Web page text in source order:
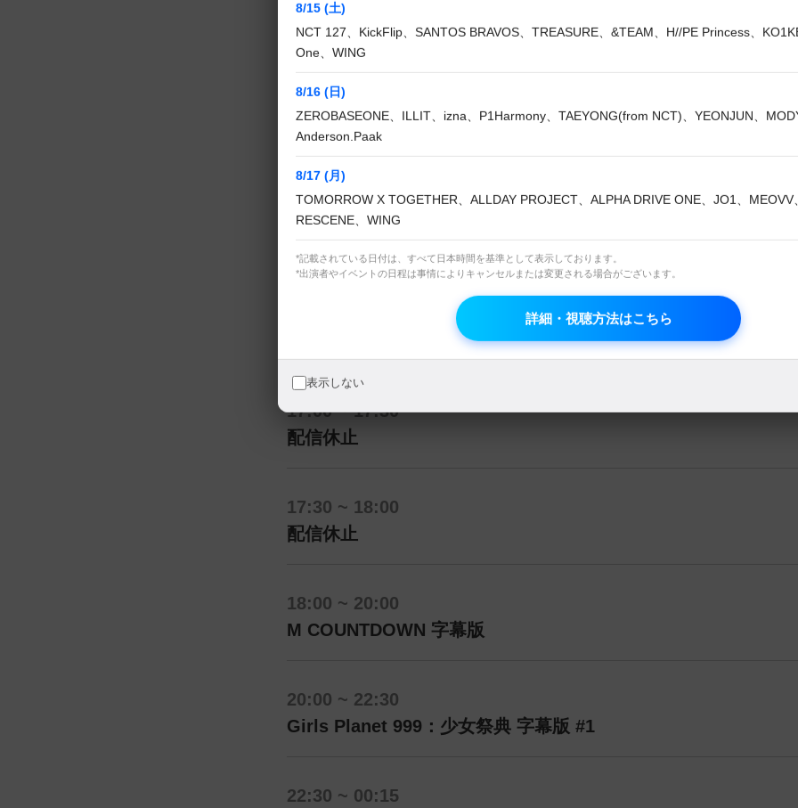
15:15 ~ 15:45
Mnetライブ【TREASURE】 #580
15:45 ~ 16:00
16:00 ~ 16:45
Artist Clip 【Wonder Girls】
17:00 ~ 17:30
配信休止
17:30 ~ 18:00
配信休止
18:00 ~ 20:00
M COUNTDOWN 字幕版
20:00 ~ 22:30
Girls Planet 999：少女祭典 字幕版 #1
22:30 ~ 00:15
8/15 (土)
NCT 127、KickFlip、SANTOS BRAVOS、TREASURE、&TEAM、H//PE Princess、
One、WING
8/16 (日)
ZEROBASEONE、ILLIT、izna、P1Harmony、TAEYONG(from NCT)、YEONJUN、
Anderson.Paak
8/17 (月)
TOMORROW X TOGETHER、ALLDAY PROJECT、ALPHA DRIVE ONE、JO1、MEOVV
RESCENE、WING
*記載されている日付は、すべて日本時間を基準として表示しております。
*出演者やイベントの日程は事情によりキャンセルまたは変更される場合がございます。
詳細・視聴方法はこちら
表示しない